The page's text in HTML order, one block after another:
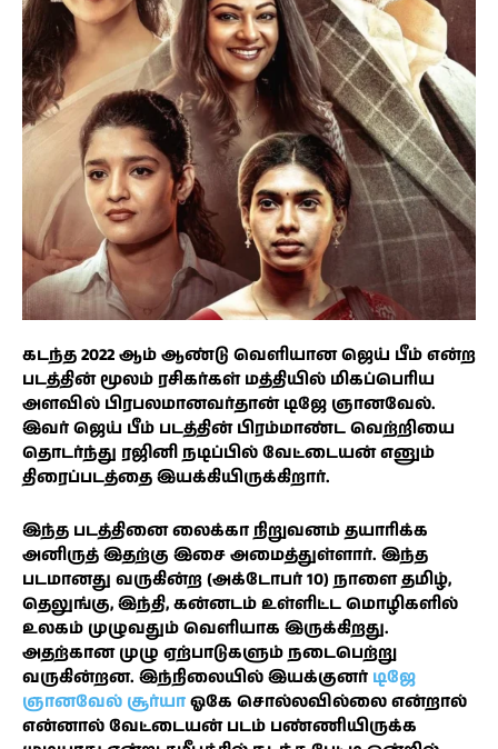
கடந்த 2022 ஆம் ஆண்டு வெளியான ஜெய் பீம் என்ற
படத்தின் மூலம் ரசிகர்கள் மத்தியில் மிகப்பெரிய
அளவில் பிரபலமானவர்தான் டிஜே ஞானவேல்.
இவர் ஜெய் பீம் படத்தின் பிரம்மாண்ட வெற்றியை
தொடர்ந்து ரஜினி நடிப்பில் வேட்டையன் எனும்
திரைப்படத்தை இயக்கியிருக்கிறார்.
இந்த படத்தினை லைக்கா நிறுவனம் தயாரிக்க
அனிருத் இதற்கு இசை அமைத்துள்ளார். இந்த
படமானது வருகின்ற (அக்டோபர் 10) நாளை தமிழ்,
தெலுங்கு, இந்தி, கன்னடம் உள்ளிட்ட மொழிகளில்
உலகம் முழுவதும் வெளியாக இருக்கிறது.
அதற்கான முழு ஏற்பாடுகளும் நடைபெற்று
வருகின்றன. இந்நிலையில் இயக்குனர் டிஜே
ஞானவேல் சூர்யாஓகே சொல்லவில்லை என்றால்
என்னால் வேட்டையன் படம் பண்ணியிருக்க